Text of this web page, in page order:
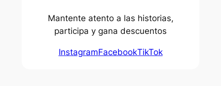
Mantente atento a las historias,
participa y gana descuentos
InstagramFacebookTikTok